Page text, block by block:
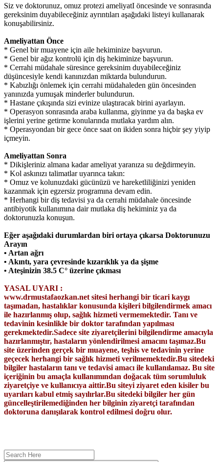
Siz ve doktorunuz, omuz protezi ameliyatI öncesinde ve sonrasında
gereksinim duyabileceğiniz ayrıntıları aşağıdaki listeyi kullanarak
konuşabilirsiniz.
Ameliyattan Önce
* Genel bir muayene için aile hekiminize başvurun.
* Genel bir ağız kontrolü için diş hekiminize başvurun.
* Cerrahi müdahale süresince gereksinim duyabileceğiniz
düşüncesiyle kendi kanınızdan miktarda bulundurun.
* Kabızlığı önlemek için cerrahi müdahaleden gün öncesinden
yanınızda yumuşak minderler bulundurun.
* Hastane çıkışında sizi evinize ulaştıracak birini ayarlayın.
* Operasyon sonrasında araba kullanma, giyinme ya da başka ev
işlerini yerine getirme konularında mutlaka yardım alın.
* Operasyondan bir gece önce saat on ikiden sonra hiçbir şey yiyip
içmeyin.
Ameliyattan Sonra
* Dikişleriniz almana kadar ameliyat yaranıza su değdirmeyin.
* Kol askınızı talimatlar uyarınca takın:
* Omuz ve kolunuzdaki gücünüzü ve hareketliliğinizi yeniden
kazanmak için egzersiz programına devam edin.
* Herhangi bir diş tedavisi ya da cerrahi müdahale öncesinde
antibiyotik kullanımına dair mutlaka diş hekiminiz ya da
doktorunuzla konuşun.
Eğer aşağıdaki durumlardan biri ortaya çıkarsa Doktorunuzu
Arayın
• Artan ağrı
• Akıntı, yara çevresinde kızarıklık ya da şişme
• Ateşinizin 38.5 C° üzerine çıkması
YASAL UYARI :
www.drmustafaozkan.net sitesi herhangi bir ticari kaygı
taşımadan, hastalıklar konusunda kişileri bilgilendirmek amacı
ile hazırlanmış olup, sağlık hizmeti vermemektedir. Tanı ve
tedavinin kesinlikle bir doktor tarafından yapılması
gerekmektedir.Sadece site ziyaretçilerini bilgilendirme amacıyla
hazırlanmıştır, hastaların yönlendirilmesi amacını taşımaz.Bu
site üzerinden gerçek bir muayene, teşhis ve tedavinin yerine
geçecek herhangi bir sağlık hizmeti verilmemektedir.Bu sitedeki
bilgiler hastaların tanı ve tedavisi amacı ile kullanılamaz. Bu site
içeriğinin bu amaçla kullanımından doğacak tüm sorumluluk
ziyaretçiye ve kullanıcıya aittir.Bu siteyi ziyaret eden kisiler bu
uyarıları kabul etmiş sayılırlar.Bu sitedeki bilgiler her gün
güncelleştirilemediğinden her bilginin ziyaretçi tarafından
doktoruna danışılarak kontrol edilmesi doğru olur.